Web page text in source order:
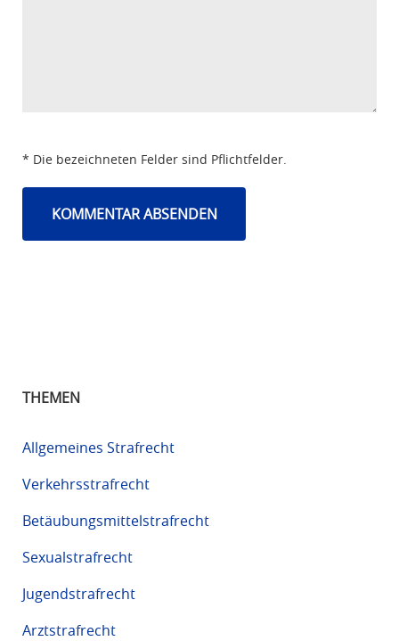
* Die bezeichneten Felder sind Pflichtfelder.
THEMEN
Allgemeines Strafrecht
Verkehrsstrafrecht
Betäubungsmittelstrafrecht
Sexualstrafrecht
Jugendstrafrecht
Arztstrafrecht